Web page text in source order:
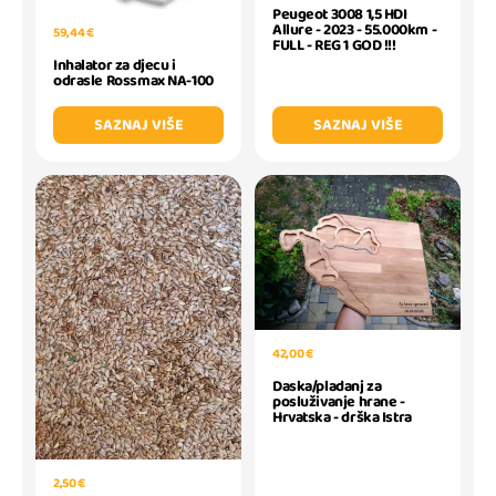
59,44 €
Inhalator za djecu i
odrasle Rossmax NA-100
SAZNAJ VIŠE
Peugeot 3008 1,5 HDI
Allure - 2023 - 55.000km -
FULL - REG 1 GOD !!!
SAZNAJ VIŠE
2,50 €
42,00 €
Daska/pladanj za
posluživanje hrane -
Hrvatska - drška Istra